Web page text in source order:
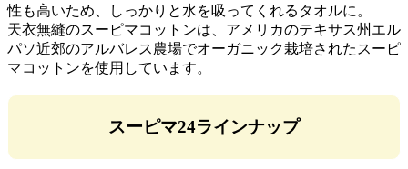
性も高いため、しっかりと水を吸ってくれるタオルに。
天衣無縫のスーピマコットンは、アメリカのテキサス州エル
パソ近郊のアルバレス農場でオーガニック栽培されたスーピ
マコットンを使用しています。
スーピマ24ラインナップ